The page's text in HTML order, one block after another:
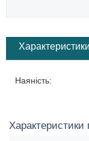
Характеристики
Наяність:
Характеристики